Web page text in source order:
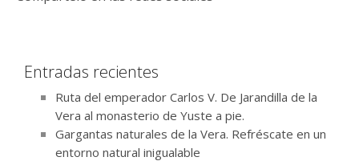
Entradas recientes
Ruta del emperador Carlos V. De Jarandilla de la
Vera al monasterio de Yuste a pie.
Gargantas naturales de la Vera. Refréscate en un
entorno natural inigualable